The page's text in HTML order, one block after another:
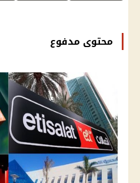
محتوى مدفوع